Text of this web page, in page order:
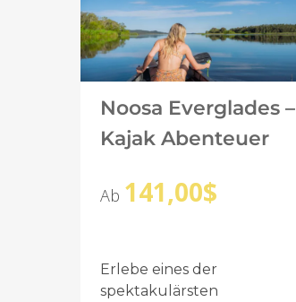
Noosa Everglades –
Kajak Abenteuer
Ab 141,00$
Erlebe eines der
spektakulärsten